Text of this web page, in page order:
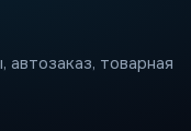
автозаказ, товарная